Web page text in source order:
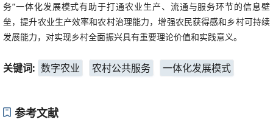
务”一体化发展模式有助于打通农业生产、流通与服务环节的信息壁
垒，提升农业生产效率和农村治理能力，增强农民获得感和乡村可持续
发展能力，对实现乡村全面振兴具有重要理论价值和实践意义。
关键词: 数字农业 农村公共服务 一体化发展模式
参考文献